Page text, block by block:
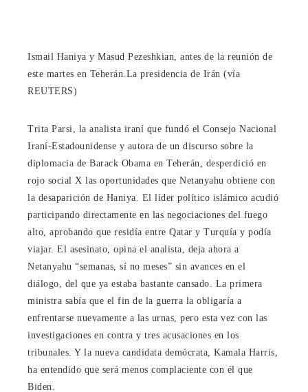
Ismail Haniya y Masud Pezeshkian, antes de la reunión de
este martes en Teherán. La presidencia de Irán (vía
REUTERS)
Trita Parsi, la analista iraní que fundó el Consejo Nacional
Iraní-Estadounidense y autora de un discurso sobre la
diplomacia de Barack Obama en Teherán, desperdició en
rojo social X las oportunidades que Netanyahu obtiene con
la desaparición de Haniya. El líder político islámico acudió
participando directamente en las negociaciones del fuego
alto, aprobando que residía entre Qatar y Turquía y podía
viajar. El asesinato, opina el analista, deja ahora a
Netanyahu “semanas, sí no meses” sin avances en el
diálogo, del que ya estaba bastante cansado. La primera
ministra sabía que el fin de la guerra la obligaría a
enfrentarse nuevamente a las urnas, pero esta vez con las
investigaciones en contra y tres acusaciones en los
tribunales. Y la nueva candidata demócrata, Kamala Harris,
ha entendido que será menos complaciente con él que
Biden.